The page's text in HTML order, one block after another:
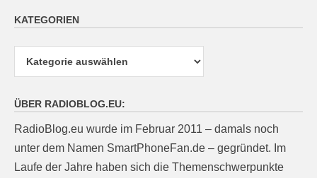
KATEGORIEN
ÜBER RADIOBLOG.EU:
RadioBlog.eu wurde im Februar 2011 – damals noch
unter dem Namen SmartPhoneFan.de – gegründet. Im
Laufe der Jahre haben sich die Themenschwerpunkte